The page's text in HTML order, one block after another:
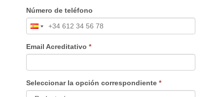
Número de teléfono
Email Acreditativo *
Seleccionar la opción correspondiente *